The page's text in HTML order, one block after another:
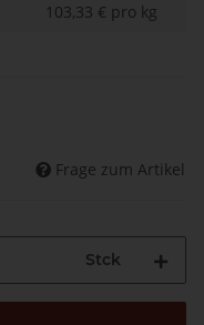
103,33 € pro kg
Frage zum Artikel
Stck